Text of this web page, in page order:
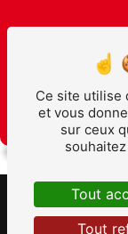
Ce site utilise
et vous
sur ceux
Tout
Tout